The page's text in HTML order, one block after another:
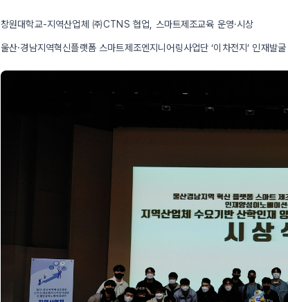
창원대학교-지역산업체 ㈜CTNS 협업, 스마트제조교육 운영·시상
울산·경남지역혁신플랫폼 스마트제조엔지니어링사업단 ‘이차전지’ 인재발굴